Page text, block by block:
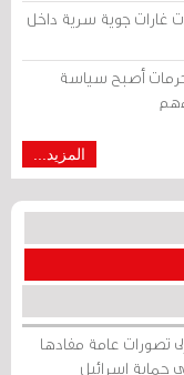
غارات جوية سرية داخل
أصبح سياسة
المزيد...
تصورات عامة مفادها
حماية إسرائيل